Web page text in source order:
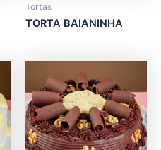
Tortas
TORTA BAIANINHA
chosen
product
page
product
has
multiple
variants.